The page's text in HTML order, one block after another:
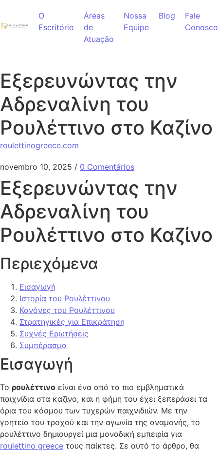
O
Escritório
Áreas
de
Atuação
Nossa
Equipe
Blog
Fale
Conosco
Εξερευνώντας την
Αδρεναλίνη του
Ρουλέττινο στο Καζίνο
roulettinogreece.com
novembro 10, 2025 / 0 Comentários
Εξερευνώντας την
Αδρεναλίνη του
Ρουλέττινο στο Καζίνο
Περιεχόμενα
Εισαγωγή
Ιστορία του Ρουλέττινου
Κανόνες του Ρουλέττινου
Στρατηγικές για Επικράτηση
Συχνές Ερωτήσεις
Συμπέρασμα
Εισαγωγή
Το ρουλέττινο είναι ένα από τα πιο εμβληματικά
παιχνίδια στα καζίνο, και η φήμη του έχει ξεπεράσει τα
όρια του κόσμου των τυχερών παιχνιδιών. Με την
γοητεία του τροχού και την αγωνία της αναμονής, το
ρουλέττινο δημιουργεί μια μοναδική εμπειρία για
roulettino greece τους παίκτες. Σε αυτό το άρθρο, θα